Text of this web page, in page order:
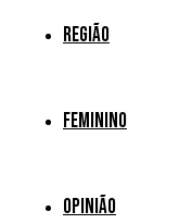
Região
Feminino
Opinião